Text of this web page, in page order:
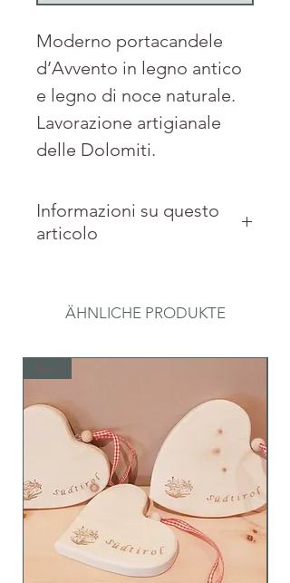
Moderno portacandele
d’Avvento in legno antico
e legno di noce naturale.
Lavorazione artigianale
delle Dolomiti.
Informazioni su questo
articolo
noce naturale, 4 lumini,
Dimensioni: 39 x 12 x 7 cm
ÄHNLICHE PRODUKTE
New